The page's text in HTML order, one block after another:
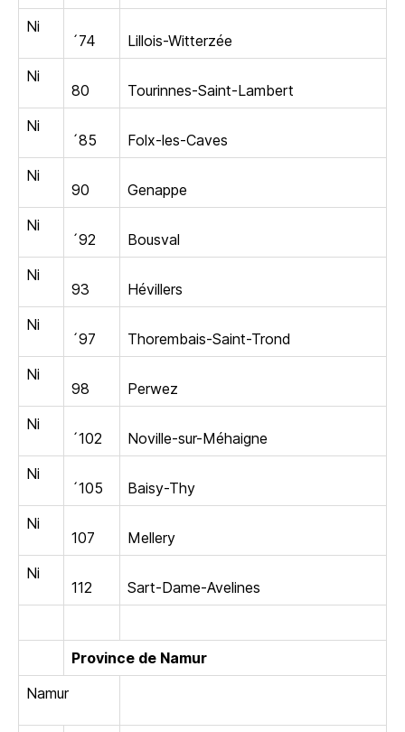
Ni
´74
Lillois-Witterzée
Ni
80
Tourinnes-Saint-Lambert
Ni
´85
Folx-les-Caves
Ni
90
Genappe
Ni
´92
Bousval
Ni
93
Hévillers
Ni
´97
Thorembais-Saint-Trond
Ni
98
Perwez
Ni
´102
Noville-sur-Méhaigne
Ni
´105
Baisy-Thy
Ni
107
Mellery
Ni
112
Sart-Dame-Avelines
Province de Namur
Namur